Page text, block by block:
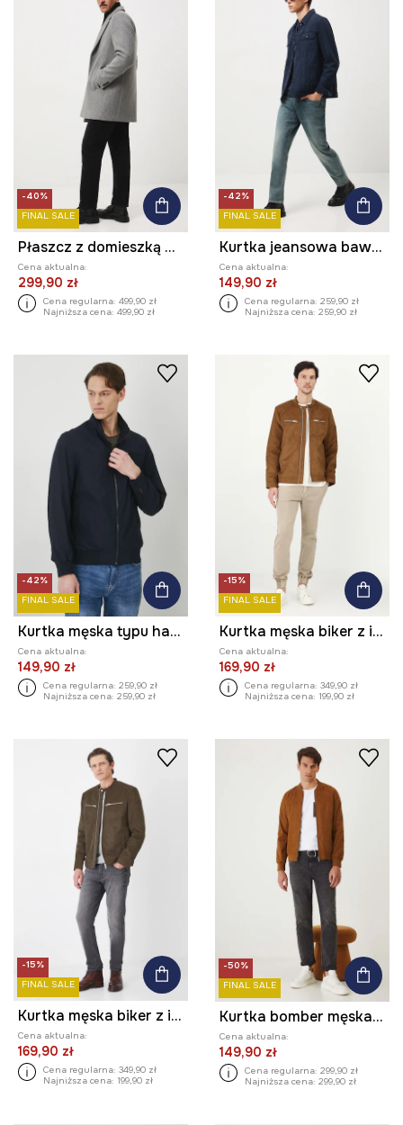
-40%
FINAL SALE
Płaszcz z domieszką wełny męski melanżowy
Cena aktualna:
299,90 zł
Cena regularna: 499,90 zł
Najniższa cena: 499,90 zł
-42%
FINAL SALE
Kurtka jeansowa bawełniana męska z efektem sprania
Cena aktualna:
149,90 zł
Cena regularna: 259,90 zł
Najniższa cena: 259,90 zł
-42%
FINAL SALE
Kurtka męska typu harrington gładka kolor granatowy
Cena aktualna:
149,90 zł
Cena regularna: 259,90 zł
Najniższa cena: 259,90 zł
-15%
FINAL SALE
Kurtka męska biker z imitacji zamszu kolor beżowy
Cena aktualna:
169,90 zł
Cena regularna: 349,90 zł
Najniższa cena: 199,90 zł
-15%
FINAL SALE
Kurtka męska biker z imitacji zamszu kolor zielony
Cena aktualna:
169,90 zł
Cena regularna: 349,90 zł
Najniższa cena: 199,90 zł
-50%
FINAL SALE
Kurtka bomber męska z imitacji zamszu kolor brązowy
Cena aktualna:
149,90 zł
Cena regularna: 299,90 zł
Najniższa cena: 299,90 zł